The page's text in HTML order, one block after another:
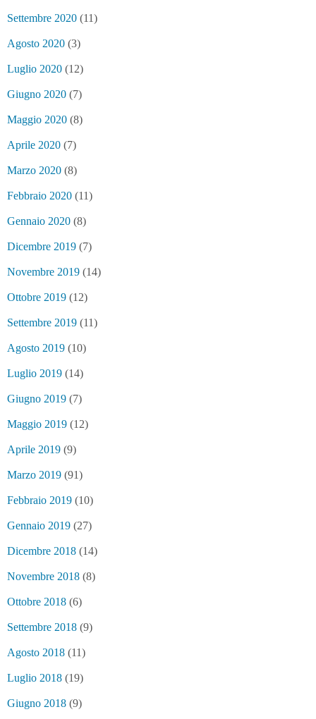
Settembre 2020 (11)
Agosto 2020 (3)
Luglio 2020 (12)
Giugno 2020 (7)
Maggio 2020 (8)
Aprile 2020 (7)
Marzo 2020 (8)
Febbraio 2020 (11)
Gennaio 2020 (8)
Dicembre 2019 (7)
Novembre 2019 (14)
Ottobre 2019 (12)
Settembre 2019 (11)
Agosto 2019 (10)
Luglio 2019 (14)
Giugno 2019 (7)
Maggio 2019 (12)
Aprile 2019 (9)
Marzo 2019 (91)
Febbraio 2019 (10)
Gennaio 2019 (27)
Dicembre 2018 (14)
Novembre 2018 (8)
Ottobre 2018 (6)
Settembre 2018 (9)
Agosto 2018 (11)
Luglio 2018 (19)
Giugno 2018 (9)